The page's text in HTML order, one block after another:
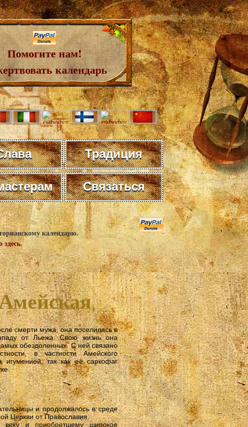
Помогите нам!
календарь
Традиция
Связаться
календарю.
.
смерти мужа, она поселилась в
от Льежа. Свою жизнь она
обездоленных. С ней связано
в частности Амейского
игуменией, так как её саркофаг
и продолжалось в среде
Церкви от Православия.
и приобретшему широкое